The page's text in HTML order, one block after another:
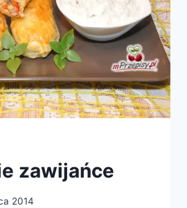
zawijańce
2014